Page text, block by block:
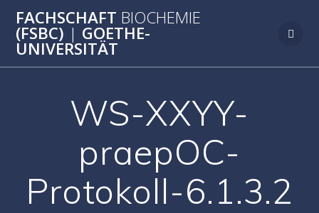
Inhalt
FACHSCHAFT BIOCHEMIE
(FSBC) | GOETHE-
UNIVERSITÄT
WS-XXYY-
praepOC-
Protokoll-6.1.3.2